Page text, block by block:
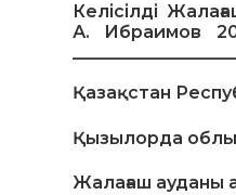
Келісілді
А. Ибраимов
Қазақстан
Қызылорда
Жалағаш ауданы